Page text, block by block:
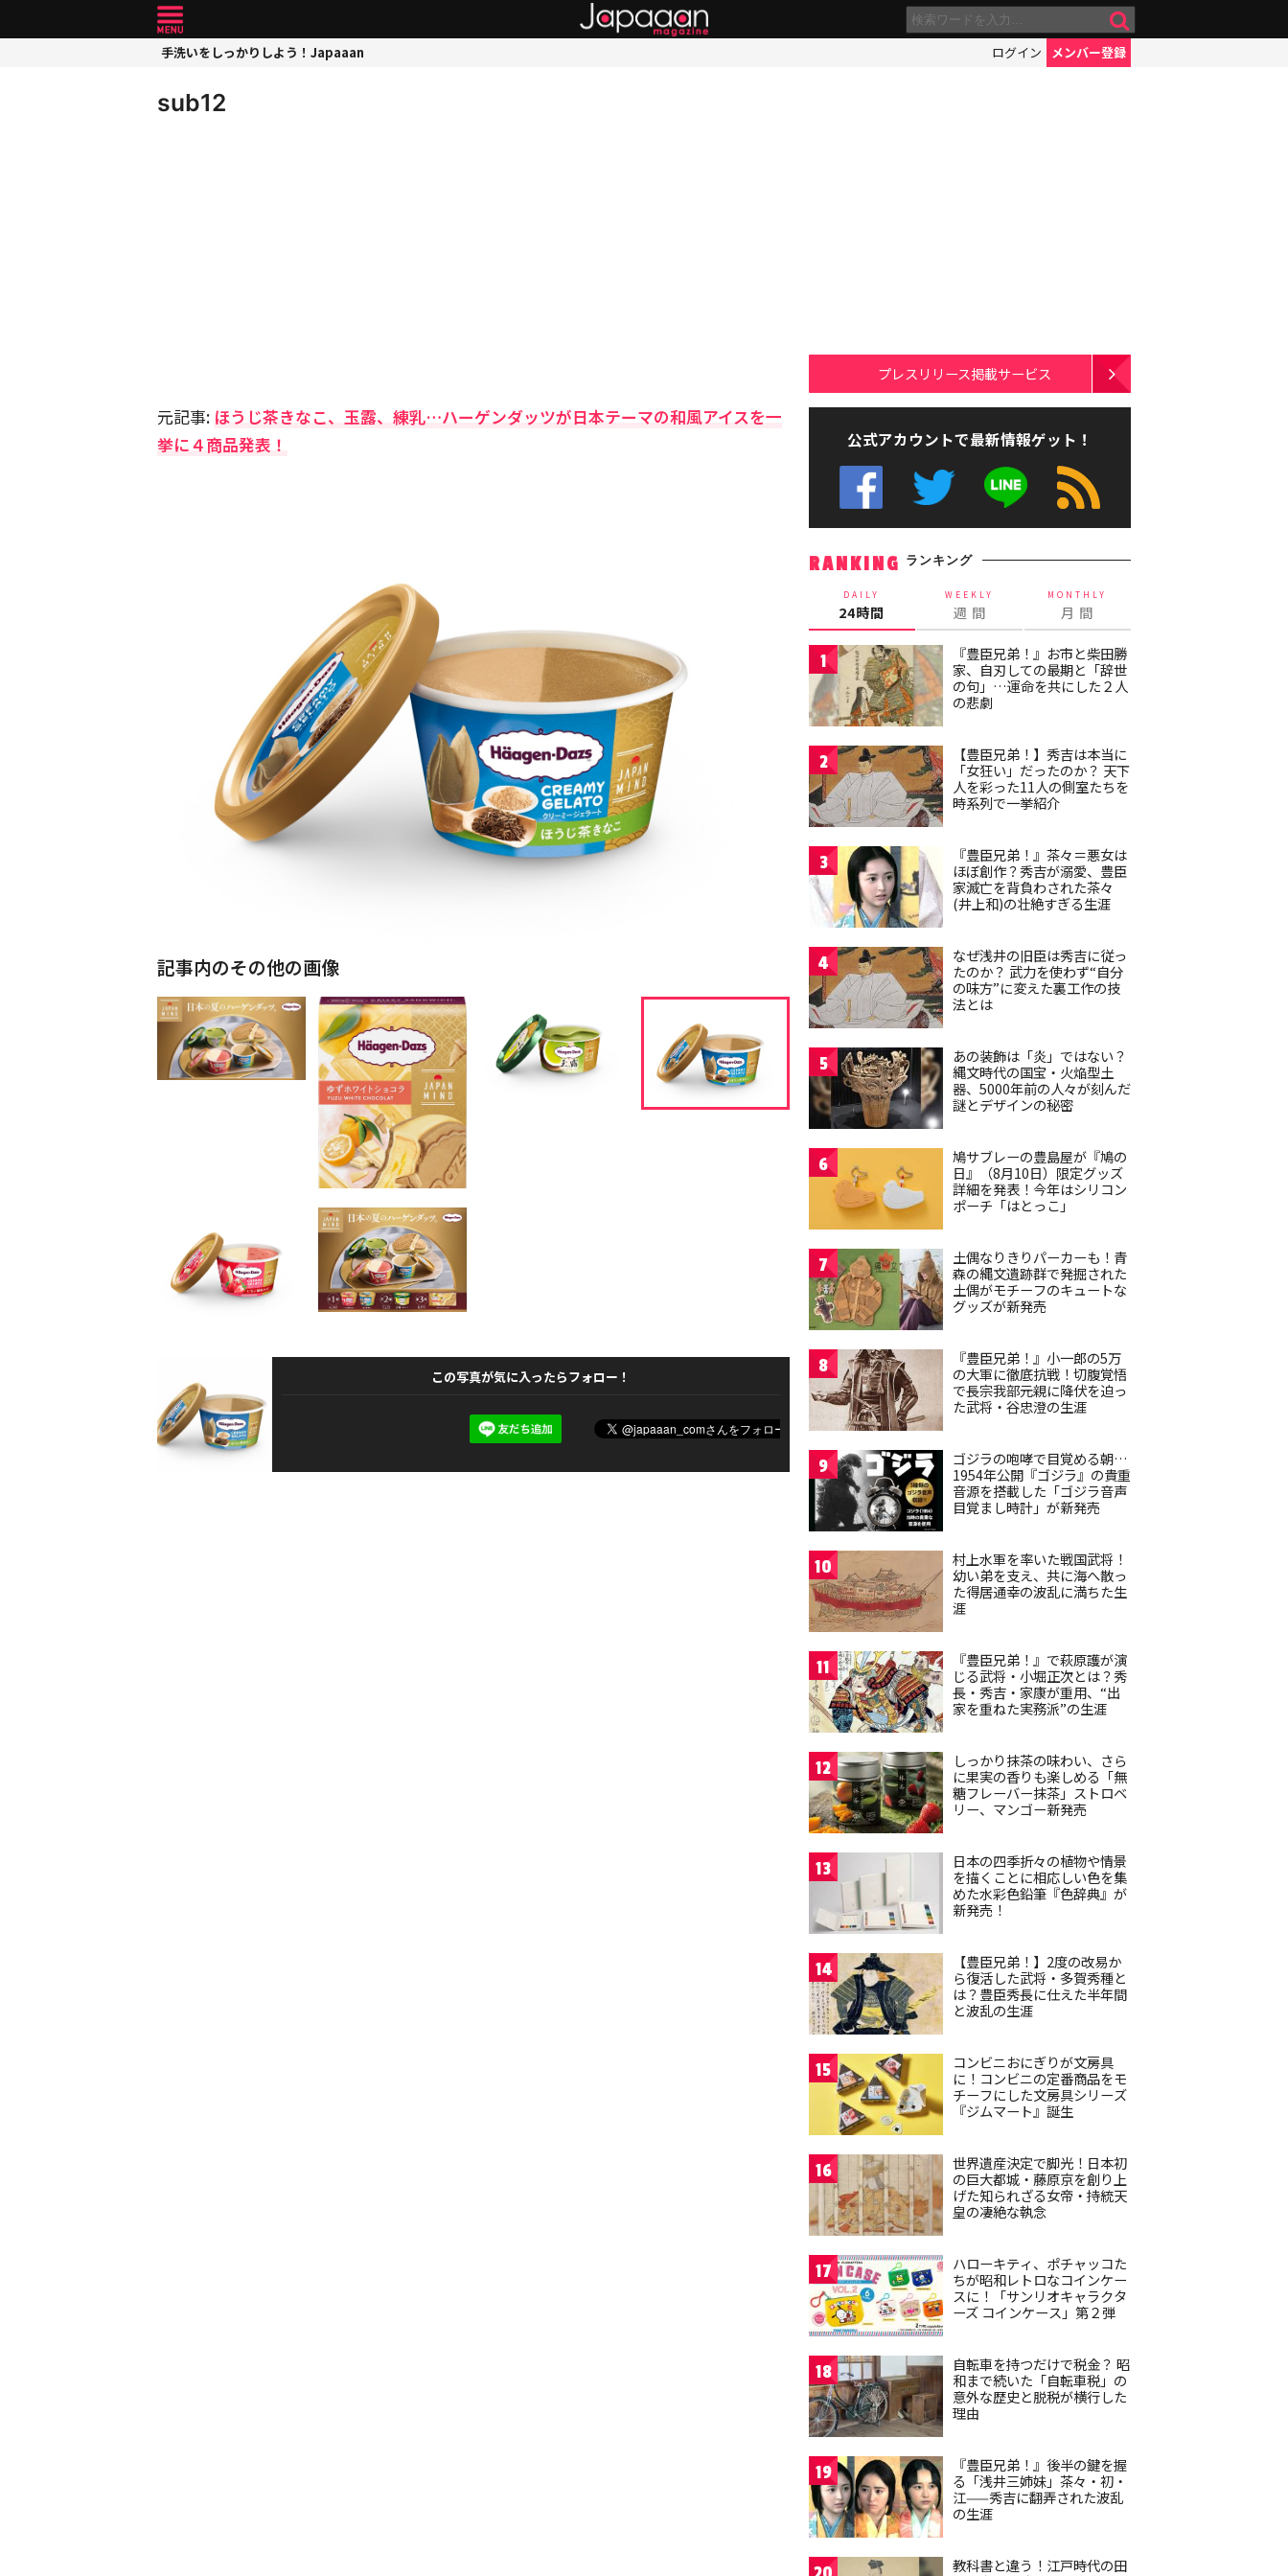
手洗いをしっかりしよう！Japaaan ログイン メンバー登録
sub12
元記事: ほうじ茶きなこ、玉露、練乳…ハーゲンダッツが日本テーマの和風アイスを一
挙に４商品発表！
記事内のその他の画像
この写真が気に入ったらフォロー！
プレスリリース掲載サービス
公式アカウントで最新情報ゲット！
RANKING ランキング
DAILY
24時間
WEEKLY
週 間
MONTHLY
月 間
1
『豊臣兄弟！』お市と柴田勝
家、自刃しての最期と「辞世
の句」…運命を共にした２人
の悲劇
2
【豊臣兄弟！】秀吉は本当に
「女狂い」だったのか？ 天下
人を彩った11人の側室たちを
時系列で一挙紹介
3
『豊臣兄弟！』茶々＝悪女は
ほぼ創作？秀吉が溺愛、豊臣
家滅亡を背負わされた茶々
(井上和)の壮絶すぎる生涯
4
なぜ浅井の旧臣は秀吉に従っ
たのか？ 武力を使わず“自分
の味方”に変えた裏工作の技
法とは
5
あの装飾は「炎」ではない？
縄文時代の国宝・火焔型土
器、5000年前の人々が刻んだ
謎とデザインの秘密
6
鳩サブレーの豊島屋が『鳩の
日』（8月10日）限定グッズ
詳細を発表！今年はシリコン
ポーチ「はとっこ」
7
土偶なりきりパーカーも！青
森の縄文遺跡群で発掘された
土偶がモチーフのキュートな
グッズが新発売
8
『豊臣兄弟！』小一郎の5万
の大軍に徹底抗戦！切腹覚悟
で長宗我部元親に降伏を迫っ
た武将・谷忠澄の生涯
9
ゴジラの咆哮で目覚める朝…
1954年公開『ゴジラ』の貴重
音源を搭載した「ゴジラ音声
目覚まし時計」が新発売
10
村上水軍を率いた戦国武将！
幼い弟を支え、共に海へ散っ
た得居通幸の波乱に満ちた生
涯
11
『豊臣兄弟！』で萩原護が演
じる武将・小堀正次とは？秀
長・秀吉・家康が重用、“出
家を重ねた実務派”の生涯
12
しっかり抹茶の味わい、さら
に果実の香りも楽しめる「無
糖フレーバー抹茶」ストロベ
リー、マンゴー新発売
13
日本の四季折々の植物や情景
を描くことに相応しい色を集
めた水彩色鉛筆『色辞典』が
新発売！
14
【豊臣兄弟！】2度の改易か
ら復活した武将・多賀秀種と
は？豊臣秀長に仕えた半年間
と波乱の生涯
15
コンビニおにぎりが文房具
に！コンビニの定番商品をモ
チーフにした文房具シリーズ
『ジムマート』誕生
16
世界遺産決定で脚光！日本初
の巨大都城・藤原京を創り上
げた知られざる女帝・持統天
皇の凄絶な執念
17
ハローキティ、ポチャッコた
ちが昭和レトロなコインケー
スに！「サンリオキャラクタ
ーズ コインケース」第２弾
18
自転車を持つだけで税金？ 昭
和まで続いた「自転車税」の
意外な歴史と脱税が横行した
理由
19
『豊臣兄弟！』後半の鍵を握
る「浅井三姉妹」茶々・初・
江——秀吉に翻弄された波乱
の生涯
教科書と違う！江戸時代の田